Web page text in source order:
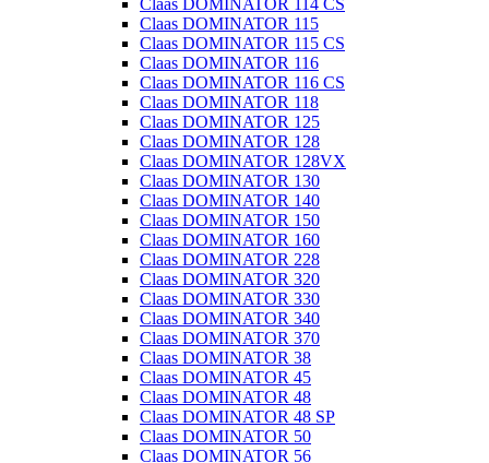
Claas DOMINATOR 114 CS
Claas DOMINATOR 115
Claas DOMINATOR 115 CS
Claas DOMINATOR 116
Claas DOMINATOR 116 CS
Claas DOMINATOR 118
Claas DOMINATOR 125
Claas DOMINATOR 128
Claas DOMINATOR 128VX
Claas DOMINATOR 130
Claas DOMINATOR 140
Claas DOMINATOR 150
Claas DOMINATOR 160
Claas DOMINATOR 228
Claas DOMINATOR 320
Claas DOMINATOR 330
Claas DOMINATOR 340
Claas DOMINATOR 370
Claas DOMINATOR 38
Claas DOMINATOR 45
Claas DOMINATOR 48
Claas DOMINATOR 48 SP
Claas DOMINATOR 50
Claas DOMINATOR 56